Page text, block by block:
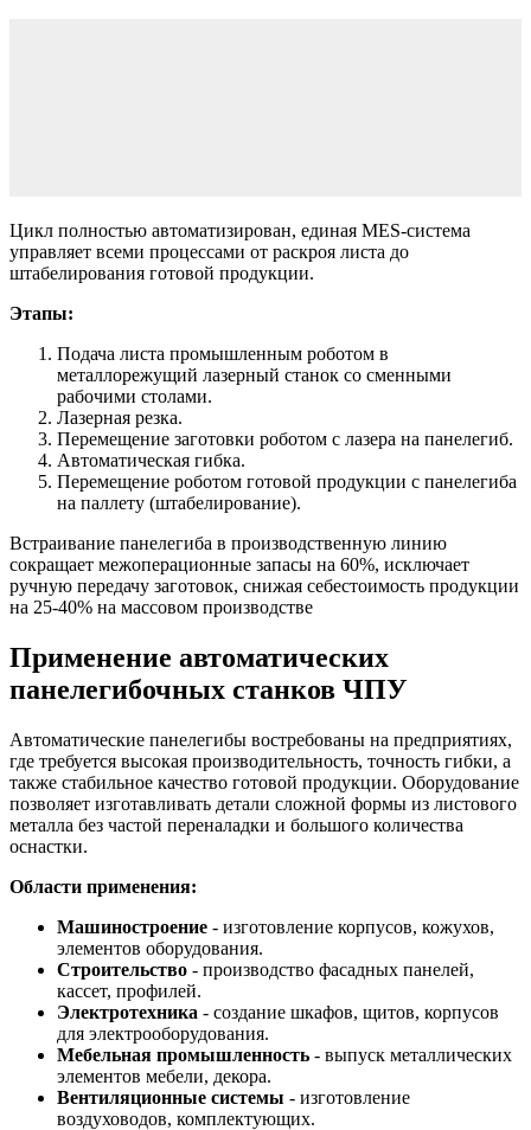
Цикл полностью автоматизирован, единая MES-система
управляет всеми процессами от раскроя листа до
штабелирования готовой продукции.
Этапы:
Подача листа промышленным роботом в
металлорежущий лазерный станок со сменными
рабочими столами.
Лазерная резка.
Перемещение заготовки роботом с лазера на панелегиб.
Автоматическая гибка.
Перемещение роботом готовой продукции с панелегиба
на паллету (штабелирование).
Встраивание панелегиба в производственную линию
сокращает межоперационные запасы на 60%, исключает
ручную передачу заготовок, снижая себестоимость продукции
на 25-40% на массовом производстве
Применение автоматических
панелегибочных станков ЧПУ
Автоматические панелегибы востребованы на предприятиях,
где требуется высокая производительность, точность гибки, а
также стабильное качество готовой продукции. Оборудование
позволяет изготавливать детали сложной формы из листового
металла без частой переналадки и большого количества
оснастки.
Области применения:
Машиностроение - изготовление корпусов, кожухов,
элементов оборудования.
Строительство - производство фасадных панелей,
кассет, профилей.
Электротехника - создание шкафов, щитов, корпусов
для электрооборудования.
Мебельная промышленность - выпуск металлических
элементов мебели, декора.
Вентиляционные системы - изготовление
воздуховодов, комплектующих.